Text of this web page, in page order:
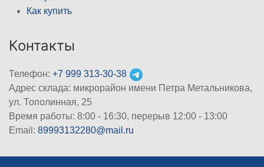
Как купить
Контакты
Телефон: +7 999 313-30-38
Адрес склада: микрорайон имени Петра Метальникова,
ул. Тополинная, 25
Время работы: 8:00 - 16:30, перерыв 12:00 - 13:00
Email: 89993132280@mail.ru